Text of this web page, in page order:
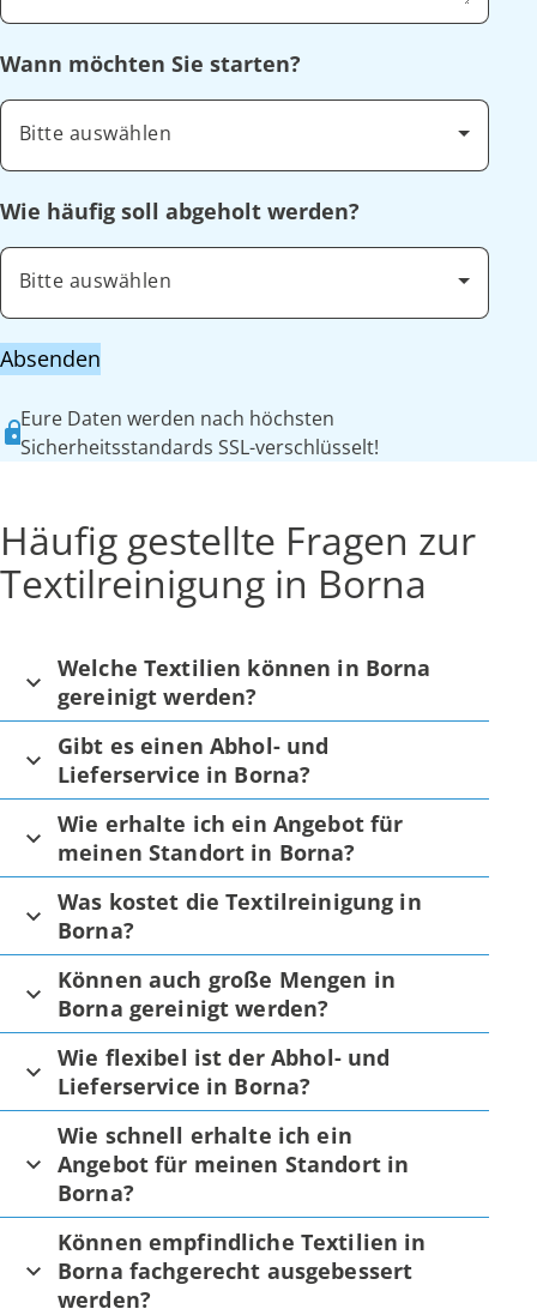
Wann möchten Sie starten?
Bitte auswählen
Wie häufig soll abgeholt werden?
Bitte auswählen
Absenden
Eure Daten werden nach höchsten
Sicherheitsstandards SSL-verschlüsselt!
Häufig gestellte Fragen zur
Textilreinigung in Borna
Welche Textilien können in Borna
gereinigt werden?
Gibt es einen Abhol- und
Lieferservice in Borna?
Wie erhalte ich ein Angebot für
meinen Standort in Borna?
Was kostet die Textilreinigung in
Borna?
Können auch große Mengen in
Borna gereinigt werden?
Wie flexibel ist der Abhol- und
Lieferservice in Borna?
Wie schnell erhalte ich ein
Angebot für meinen Standort in
Borna?
Können empfindliche Textilien in
Borna fachgerecht ausgebessert
werden?